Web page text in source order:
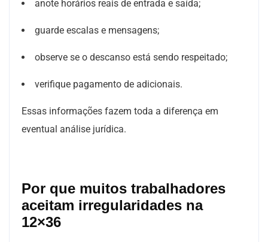
anote horários reais de entrada e saída;
guarde escalas e mensagens;
observe se o descanso está sendo respeitado;
verifique pagamento de adicionais.
Essas informações fazem toda a diferença em
eventual análise jurídica.
Por que muitos trabalhadores
aceitam irregularidades na
12×36